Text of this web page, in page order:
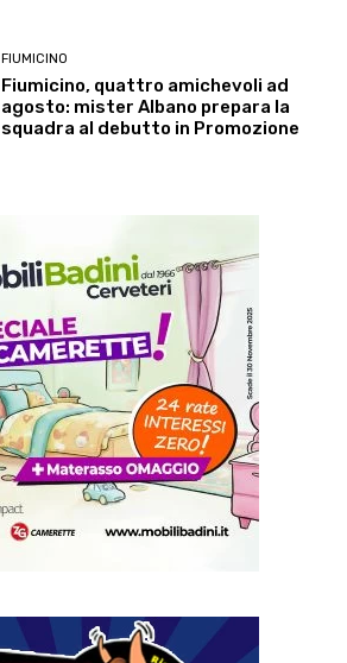
FIUMICINO
Fiumicino, quattro amichevoli ad
agosto: mister Albano prepara la
squadra al debutto in Promozione